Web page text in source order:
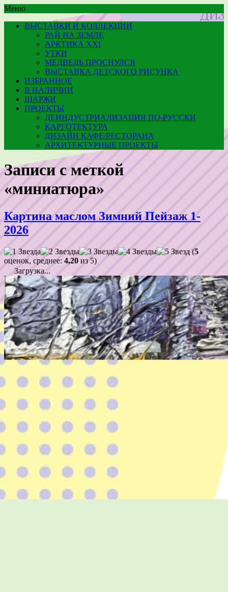
Меню
ВЫСТАВКИ И КОЛЛЕКЦИИ
РАЙ НА ЗЕМЛЕ
АРКТИКА XXI
УТКИ
МЕДВЕДЬ ПРОСНУЛСЯ
ВЫСТАВКА ДЕТСКОГО РИСУНКА
ИЗБРАННОЕ
В НАЛИЧИИ
ШАРЖИ
ПРОЕКТЫ
ДЕИНДУСТРИАЛИЗАЦИЯ ПО-РУССКИ
КАРГОТЕКТУРА
ДИЗАЙН КАФЕ/РЕСТОРАНА
АРХИТЕКТУРНЫЕ ПРОЕКТЫ
Записи с меткой
«миниатюра»
Картина маслом Зимний Пейзаж 1-
2026
(5
оценок, среднее: 4,20 из 5)
Загрузка...